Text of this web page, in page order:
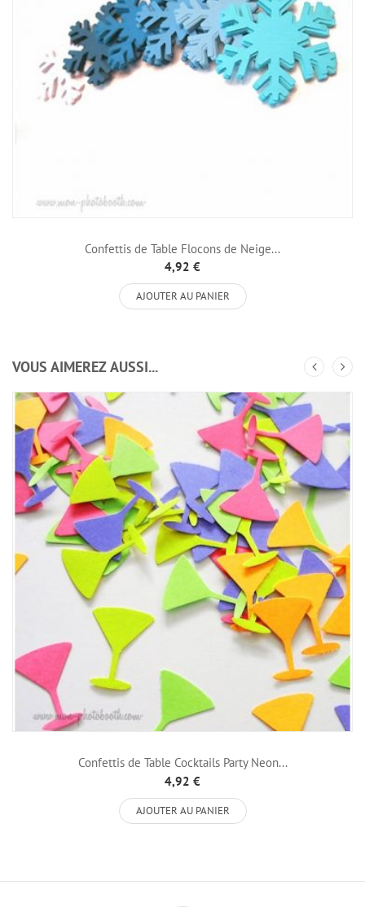
Confettis de Table Flocons de Neige...
4,92 €
AJOUTER AU PANIER
VOUS AIMEREZ AUSSI...
Confettis de Table Cocktails Party Neon...
4,92 €
AJOUTER AU PANIER